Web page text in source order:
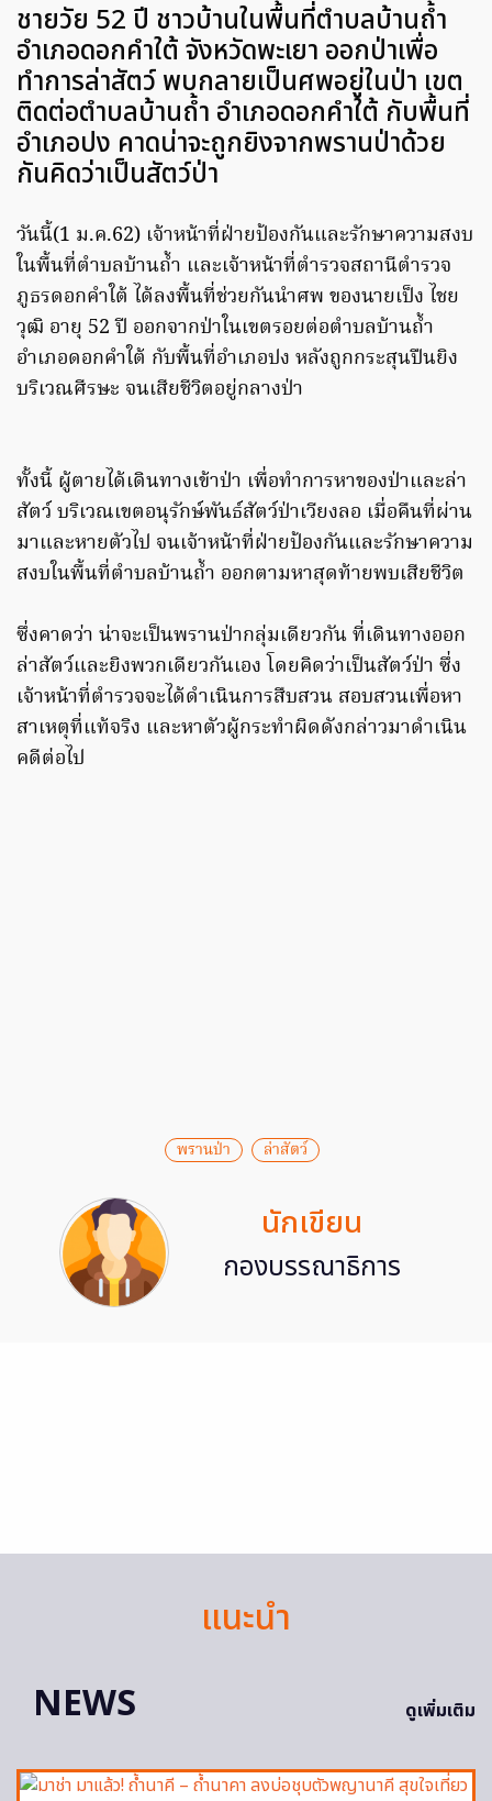
ชายวัย 52 ปี ชาวบ้านในพื้นที่ตำบลบ้านถ้ำ
อำเภอดอกคำใต้ จังหวัดพะเยา ออกป่าเพื่อ
ทำการล่าสัตว์ พบกลายเป็นศพอยู่ในป่า เขต
ติดต่อตำบลบ้านถ้ำ อำเภอดอกคำใต้ กับพื้นที่
อำเภอปง คาดน่าจะถูกยิงจากพรานป่าด้วย
กันคิดว่าเป็นสัตว์ป่า
วันนี้(1 ม.ค.62) เจ้าหน้าที่ฝ่ายป้องกันและรักษาความสงบ
ในพื้นที่ตำบลบ้านถ้ำ และเจ้าหน้าที่ตำรวจสถานีตำรวจ
ภูธรดอกคำใต้ ได้ลงพื้นที่ช่วยกันนำศพ ของนายเป็ง ไชย
วุฒิ อายุ 52 ปี ออกจากป่าในเขตรอยต่อตำบลบ้านถ้ำ
อำเภอดอกคำใต้ กับพื้นที่อำเภอปง หลังถูกกระสุนปืนยิง
บริเวณศีรษะ จนเสียชีวิตอยู่กลางป่า
ทั้งนี้ ผู้ตายได้เดินทางเข้าป่า เพื่อทำการหาของป่าและล่า
สัตว์ บริเวณเขตอนุรักษ์พันธ์สัตว์ป่าเวียงลอ เมื่อคืนที่ผ่าน
มาและหายตัวไป จนเจ้าหน้าที่ฝ่ายป้องกันและรักษาความ
สงบในพื้นที่ตำบลบ้านถ้ำ ออกตามหาสุดท้ายพบเสียชีวิต
ซึ่งคาดว่า น่าจะเป็นพรานป่ากลุ่มเดียวกัน ที่เดินทางออก
ล่าสัตว์และยิงพวกเดียวกันเอง โดยคิดว่าเป็นสัตว์ป่า ซึ่ง
เจ้าหน้าที่ตำรวจจะได้ดำเนินการสืบสวน สอบสวนเพื่อหา
สาเหตุที่แท้จริง และหาตัวผู้กระทำผิดดังกล่าวมาดำเนิน
คดีต่อไป
พรานป่า ล่าสัตว์
นักเขียน
กองบรรณาธิการ
แนะนำ
NEWS
ดูเพิ่มเติม